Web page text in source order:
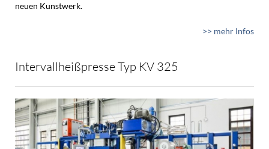
neuen Kunstwerk.
>> mehr Infos
Intervallheißpresse Typ KV 325